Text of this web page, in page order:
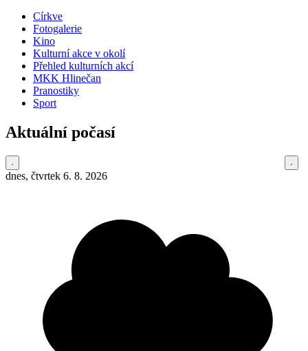
Církve
Fotogalerie
Kino
Kulturní akce v okolí
Přehled kulturních akcí
MKK Hlinečan
Pranostiky
Sport
Aktuální počasí
dnes, čtvrtek 6. 8. 2026